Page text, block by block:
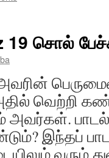
19 சொல்
அவரின்
வெற்றி
அவர்கள்.
இந்தப்
வரும்